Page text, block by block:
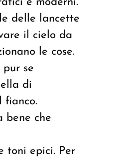
delle lancette
il cielo da
le cose.
se
di
fianco.
bene che
toni epici. Per